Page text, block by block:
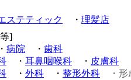
ステティック ・ 理髪店
]
病院 ・ 歯科
・ 耳鼻咽喉科 ・ 皮膚科
・ 外科 ・ 整形外科
・